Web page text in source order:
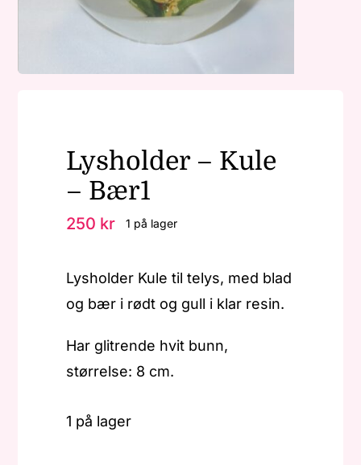
Om MariEbbeLysholder – Kule
– Bær1
250 kr 1 på lager
Lysholder Kule til telys, med blad
og bær i rødt og gull i klar resin.
Har glitrende hvit bunn,
størrelse: 8 cm.
1 på lager